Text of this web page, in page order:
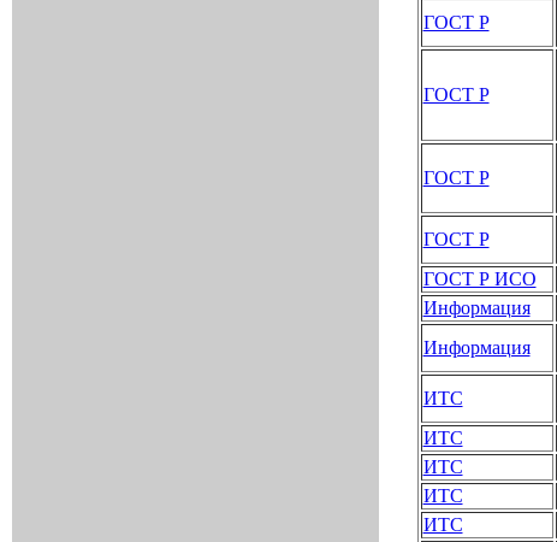
ГОСТ Р
ГОСТ Р
ГОСТ Р
ГОСТ Р
ГОСТ Р ИСО
Информация
Информация
ИТС
ИТС
ИТС
ИТС
ИТС